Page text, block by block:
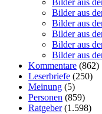
Bilder aus
Bilder aus
Bilder aus
Bilder aus
Bilder aus
Bilder aus
Kommentare (862)
Leserbriefe (250)
Meinung (5)
Personen (859)
Ratgeber(1.598)